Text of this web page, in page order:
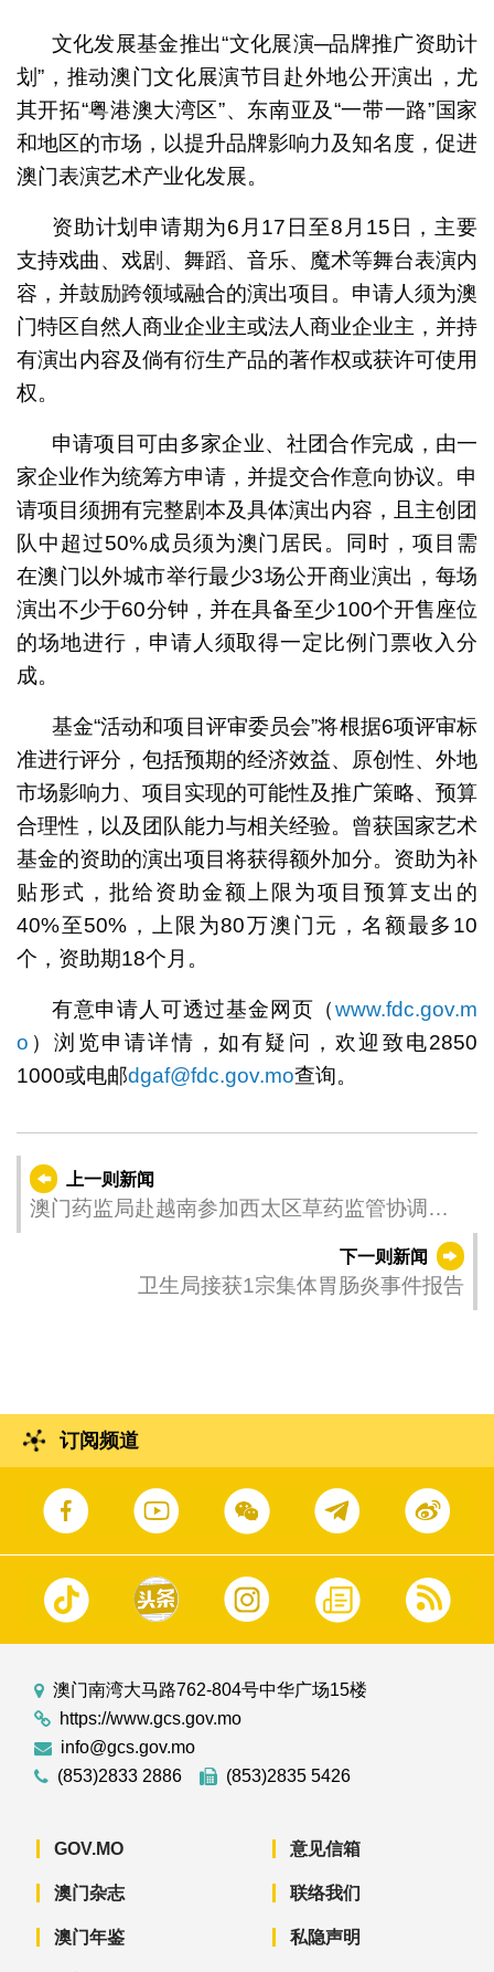
文化发展基金推出“文化展演─品牌推广资助计
划”，推动澳门文化展演节目赴外地公开演出，尤
其开拓“粤港澳大湾区”、东南亚及“一带一路”国家
和地区的市场，以提升品牌影响力及知名度，促进
澳门表演艺术产业化发展。
资助计划申请期为6月17日至8月15日，主要
支持戏曲、戏剧、舞蹈、音乐、魔术等舞台表演内
容，并鼓励跨领域融合的演出项目。申请人须为澳
门特区自然人商业企业主或法人商业企业主，并持
有演出内容及倘有衍生产品的著作权或获许可使用
权。
申请项目可由多家企业、社团合作完成，由一
家企业作为统筹方申请，并提交合作意向协议。申
请项目须拥有完整剧本及具体演出内容，且主创团
队中超过50%成员须为澳门居民。同时，项目需
在澳门以外城市举行最少3场公开商业演出，每场
演出不少于60分钟，并在具备至少100个开售座位
的场地进行，申请人须取得一定比例门票收入分
成。
基金“活动和项目评审委员会”将根据6项评审标
准进行评分，包括预期的经济效益、原创性、外地
市场影响力、项目实现的可能性及推广策略、预算
合理性，以及团队能力与相关经验。曾获国家艺术
基金的资助的演出项目将获得额外加分。资助为补
贴形式，批给资助金额上限为项目预算支出的
40%至50%，上限为80万澳门元，名额最多10
个，资助期18个月。
有意申请人可透过基金网页（www.fdc.gov.m
o ）浏览申请详情，如有疑问，欢迎致电2850
1000或电邮dgaf@fdc.gov.mo查询。
上一则新闻
澳门药监局赴越南参加西太区草药监管协调论
下一则新闻
卫生局接获1宗集体胃肠炎事件报告
订阅频道
澳门南湾大马路762-804号中华广场15楼
https://www.gcs.gov.mo
info@gcs.gov.mo
(853)2833 2886
(853)2835 5426
GOV.MO
澳门杂志
澳门年鉴
意见信箱
联络我们
私隐声明